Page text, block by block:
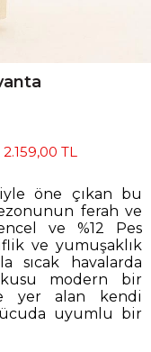
2.159,00 TL
öne çıkan bu
ferah ve
ve %12 Pes
ve yumuşaklık
sıcak havalarda
modern bir
yer alan kendi
uyumlu bir